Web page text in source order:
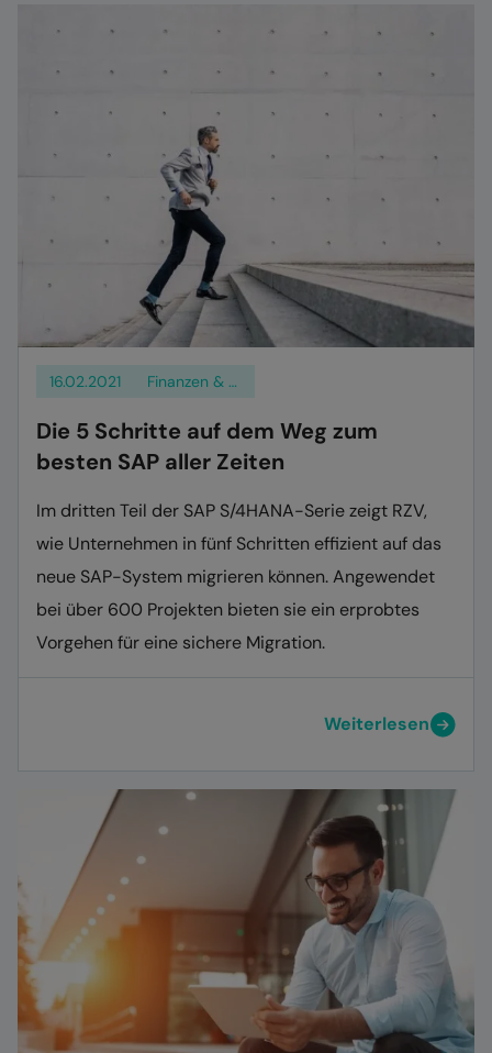
16.02.2021 Finanzen & Logistik
Die 5 Schritte auf dem Weg zum
besten SAP aller Zeiten
Im dritten Teil der SAP S/4HANA-Serie zeigt RZV,
wie Unternehmen in fünf Schritten effizient auf das
neue SAP-System migrieren können. Angewendet
bei über 600 Projekten bieten sie ein erprobtes
Vorgehen für eine sichere Migration.
Weiterlesen